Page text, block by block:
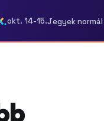
okt. 14-15.Jegyek normál